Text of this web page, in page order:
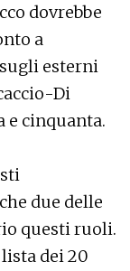
dovrebbe
a
esterni
Di
e cinquanta.
due delle
questi ruoli.
dei 20